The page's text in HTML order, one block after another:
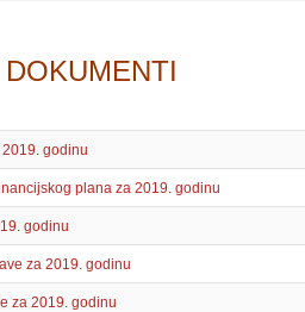
godinu
plana za 2019. godinu
godinu
za 2019. godinu
za 2019. godinu